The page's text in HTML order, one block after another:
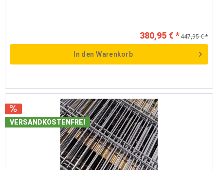
380,95 € * 447,95 € *
In den Warenkorb
VERSANDKOSTENFREI